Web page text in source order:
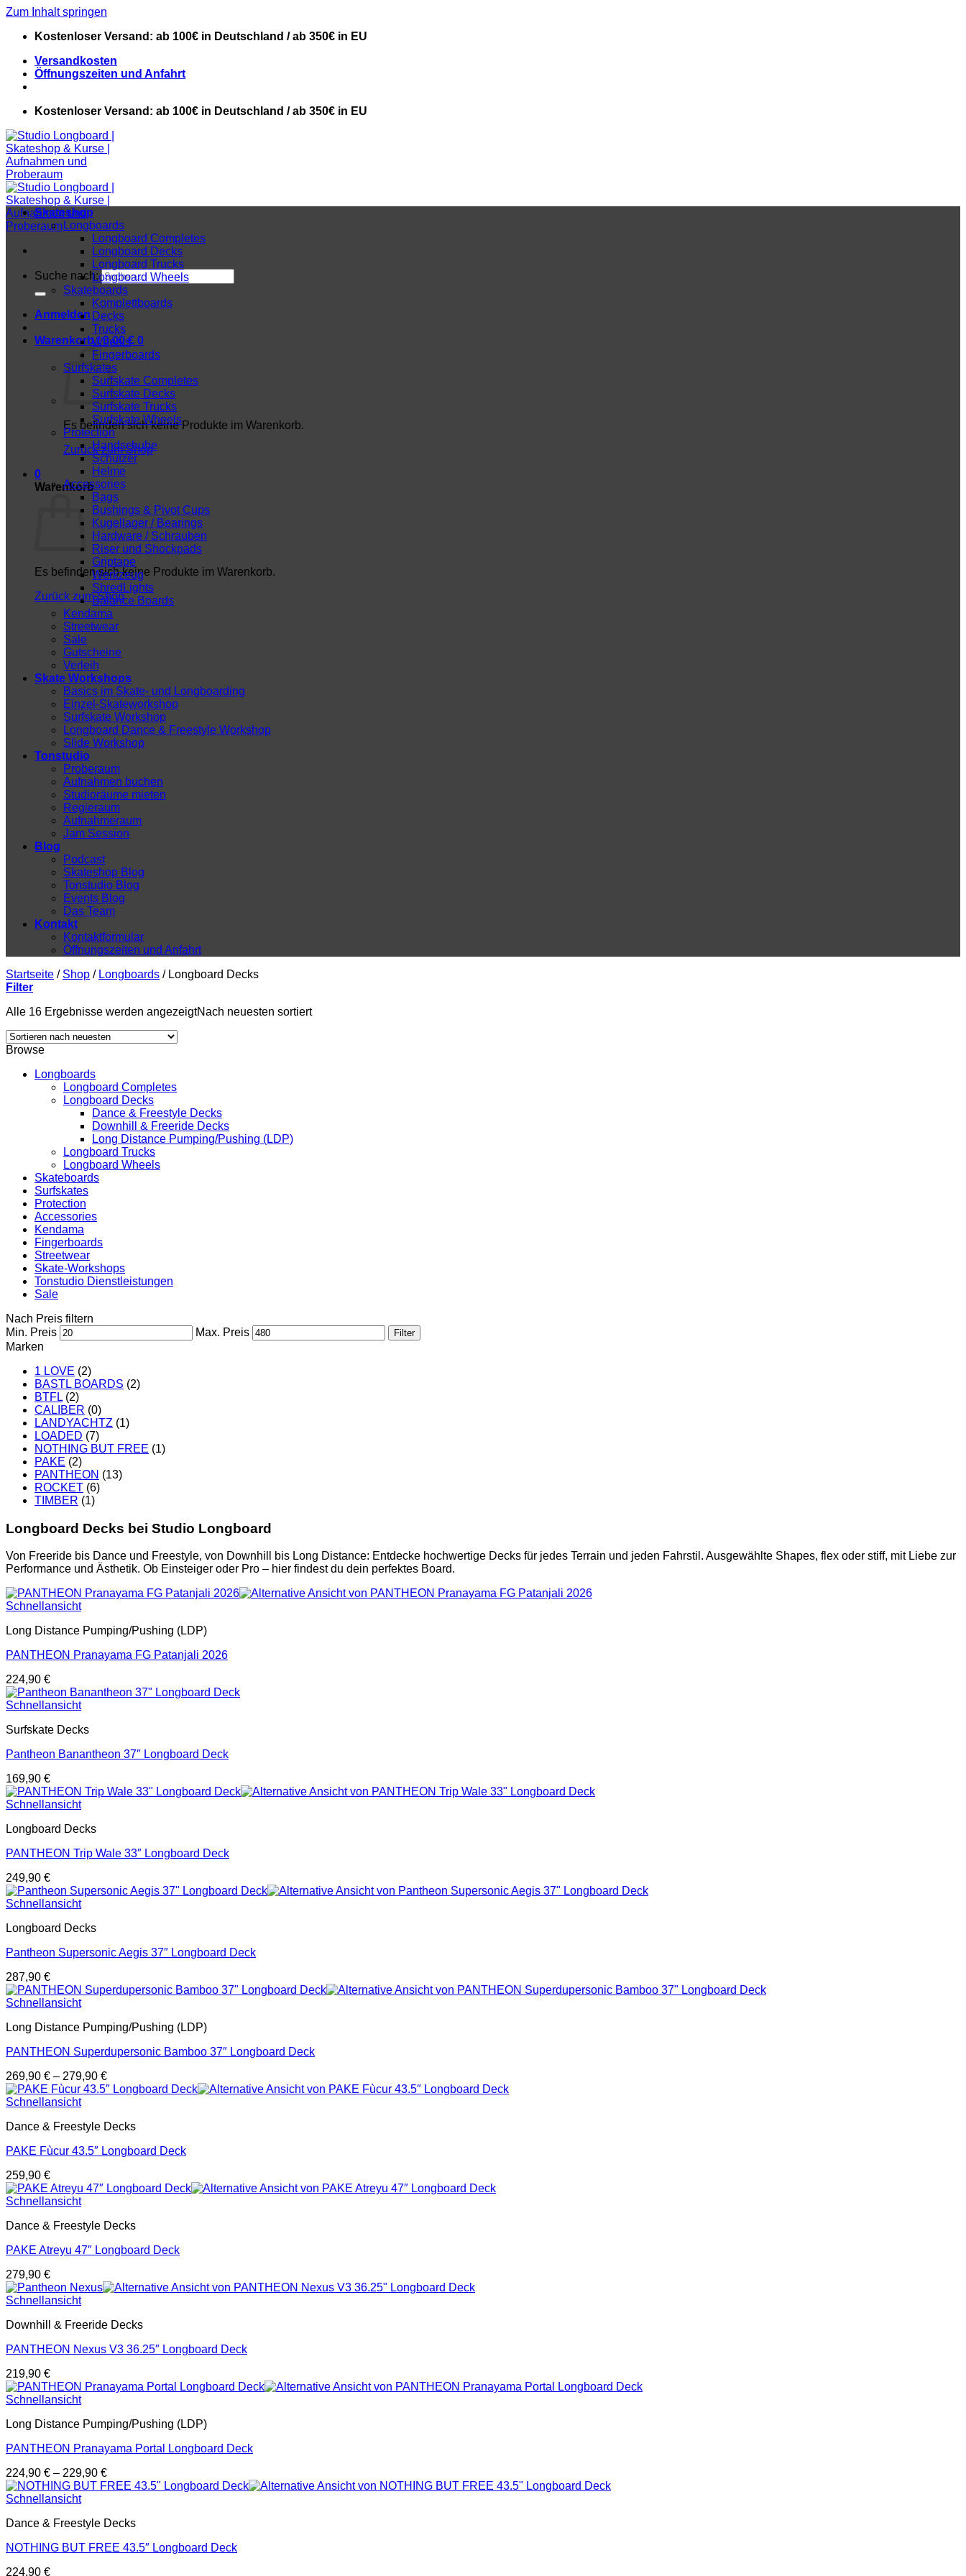
Zum Inhalt springen
Kostenloser Versand: ab 100€ in Deutschland / ab 350€ in EU
Versandkosten
Öffnungszeiten und Anfahrt
Kostenloser Versand: ab 100€ in Deutschland / ab 350€ in EU
Suche nach:
Anmelden
Warenkorb /0,00€ 0
Es befinden sich keine Produkte im Warenkorb.
Zurück zum Shop
0
Warenkorb
Es befinden sich keine Produkte im Warenkorb.
Zurück zum Shop
Skateshop
Longboards
Longboard Completes
Longboard Decks
Longboard Trucks
Longboard Wheels
Skateboards
Komplettboards
Decks
Trucks
Wheels
Fingerboards
Surfskates
Surfskate Completes
Surfskate Decks
Surfskate Trucks
Surfskate Wheels
Protection
Handschuhe
Schützer
Helme
Accessories
Bags
Bushings & Pivot Cups
Kugellager / Bearings
Hardware / Schrauben
Riser und Shockpads
Griptape
Werkzeug
ShredLights
Balance Boards
Kendama
Streetwear
Sale
Gutscheine
Verleih
Skate Workshops
Basics im Skate- und Longboarding
Einzel-Skateworkshop
Surfskate Workshop
Longboard Dance & Freestyle Workshop
Slide Workshop
Tonstudio
Proberaum
Aufnahmen buchen
Studioräume mieten
Regieraum
Aufnahmeraum
Jam Session
Blog
Podcast
Skateshop Blog
Tonstudio Blog
Events Blog
Das Team
Kontakt
Kontaktformular
Öffnungszeiten und Anfahrt
Startseite / Shop / Longboards /Longboard Decks
Filter
Alle 16 Ergebnisse werden angezeigtNach neuesten sortiert
Browse
Longboards
Longboard Completes
Longboard Decks
Dance & Freestyle Decks
Downhill & Freeride Decks
Long Distance Pumping/Pushing (LDP)
Longboard Trucks
Longboard Wheels
Skateboards
Surfskates
Protection
Accessories
Kendama
Fingerboards
Streetwear
Skate-Workshops
Tonstudio Dienstleistungen
Sale
Nach Preis filtern
Min. Preis
Max. Preis Filter
Marken
1 LOVE (2)
BASTL BOARDS (2)
BTFL (2)
CALIBER (0)
LANDYACHTZ (1)
LOADED (7)
NOTHING BUT FREE (1)
PAKE (2)
PANTHEON (13)
ROCKET (6)
TIMBER (1)
Longboard Decks bei Studio Longboard
Von Freeride bis Dance und Freestyle, von Downhill bis Long Distance: Entdecke hochwertige Decks für jedes Terrain und jeden Fahrstil. Ausgewählte Shapes, flex oder stiff, mit Liebe zur
Performance und Ästhetik. Ob Einsteiger oder Pro – hier findest du dein perfektes Board.
Schnellansicht
Long Distance Pumping/Pushing (LDP)
PANTHEON Pranayama FG Patanjali 2026
224,90 €
Schnellansicht
Surfskate Decks
Pantheon Banantheon 37″ Longboard Deck
169,90 €
Schnellansicht
Longboard Decks
PANTHEON Trip Wale 33″ Longboard Deck
249,90 €
Schnellansicht
Longboard Decks
Pantheon Supersonic Aegis 37″ Longboard Deck
287,90 €
Schnellansicht
Long Distance Pumping/Pushing (LDP)
PANTHEON Superdupersonic Bamboo 37″ Longboard Deck
269,90 € – 279,90 €
Schnellansicht
Dance & Freestyle Decks
PAKE Fùcur 43.5″ Longboard Deck
259,90 €
Schnellansicht
Dance & Freestyle Decks
PAKE Atreyu 47″ Longboard Deck
279,90 €
Schnellansicht
Downhill & Freeride Decks
PANTHEON Nexus V3 36.25″ Longboard Deck
219,90 €
Schnellansicht
Long Distance Pumping/Pushing (LDP)
PANTHEON Pranayama Portal Longboard Deck
224,90 € – 229,90 €
Schnellansicht
Dance & Freestyle Decks
NOTHING BUT FREE 43.5″ Longboard Deck
224,90 €